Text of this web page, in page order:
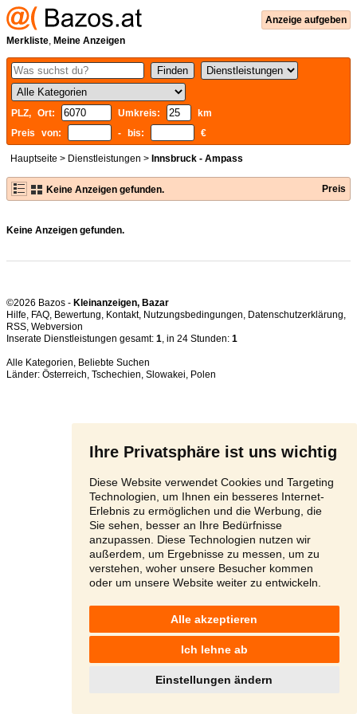
Ihre Privatsphäre ist uns wichtig
Diese Website verwendet Cookies und Targeting
Technologien, um Ihnen ein besseres Internet-
Erlebnis zu ermöglichen und die Werbung, die
Sie sehen, besser an Ihre Bedürfnisse
anzupassen. Diese Technologien nutzen wir
außerdem, um Ergebnisse zu messen, um zu
verstehen, woher unsere Besucher kommen
oder um unsere Website weiter zu entwickeln.
Alle akzeptieren
Ich lehne ab
Einstellungen ändern
Anzeige aufgeben
Merkliste, Meine Anzeigen
PLZ, Ort: Umkreis:
km
Preis von:
- bis: €
Hauptseite > Dienstleistungen > Innsbruck - Ampass
Keine Anzeigen gefunden. Preis
Keine Anzeigen gefunden.
©2026 Bazos - Kleinanzeigen, Bazar
Hilfe, FAQ, Bewertung, Kontakt, Nutzungsbedingungen, Datenschutzerklärung,
RSS,
Inserate Dienstleistungen gesamt: 1, in 24 Stunden: 1
Alle Kategorien, Beliebte Suchen
Länder: Österreich, Tschechien, Slowakei, Polen